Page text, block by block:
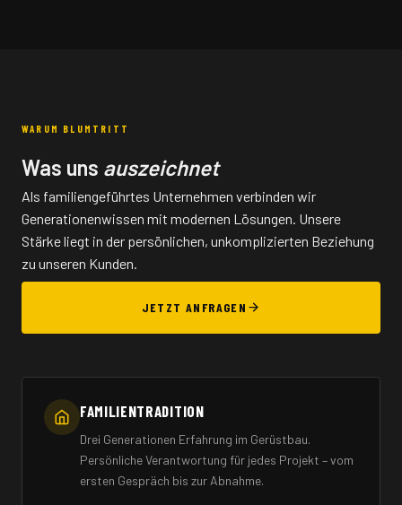
WARUM BLUMTRITT
Was uns auszeichnet
Als familiengeführtes Unternehmen verbinden wir
Generationenwissen mit modernen Lösungen. Unsere
Stärke liegt in der persönlichen, unkomplizierten Beziehung
zu unseren Kunden.
JETZT ANFRAGEN
FAMILIENTRADITION
Drei Generationen Erfahrung im Gerüstbau.
Persönliche Verantwortung für jedes Projekt – vom
ersten Gespräch bis zur Abnahme.